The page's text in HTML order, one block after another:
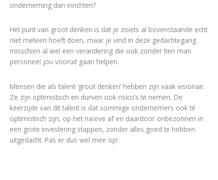
onderneming dan inrichten?
Het punt van groot denken is dat je zoiets al bovenstaande echt
niet meteen hoeft doen, maar je vind in deze gedachtegang
misschien al wel een verandering die ook zonder tien man
personeel jou vooruit gaan helpen.
Mensen die als talent ‘groot denken’ hebben zijn vaak visionair.
Ze zijn optimistisch en durven ook risico’s te nemen. De
keerzijde van dit talent is dat sommige ondernemers ook té
optimistisch zijn, op het naïeve af en daardoor onbezonnen in
een grote investering stappen, zonder alles goed te hebben
uitgedacht. Pas er dus wel mee op!